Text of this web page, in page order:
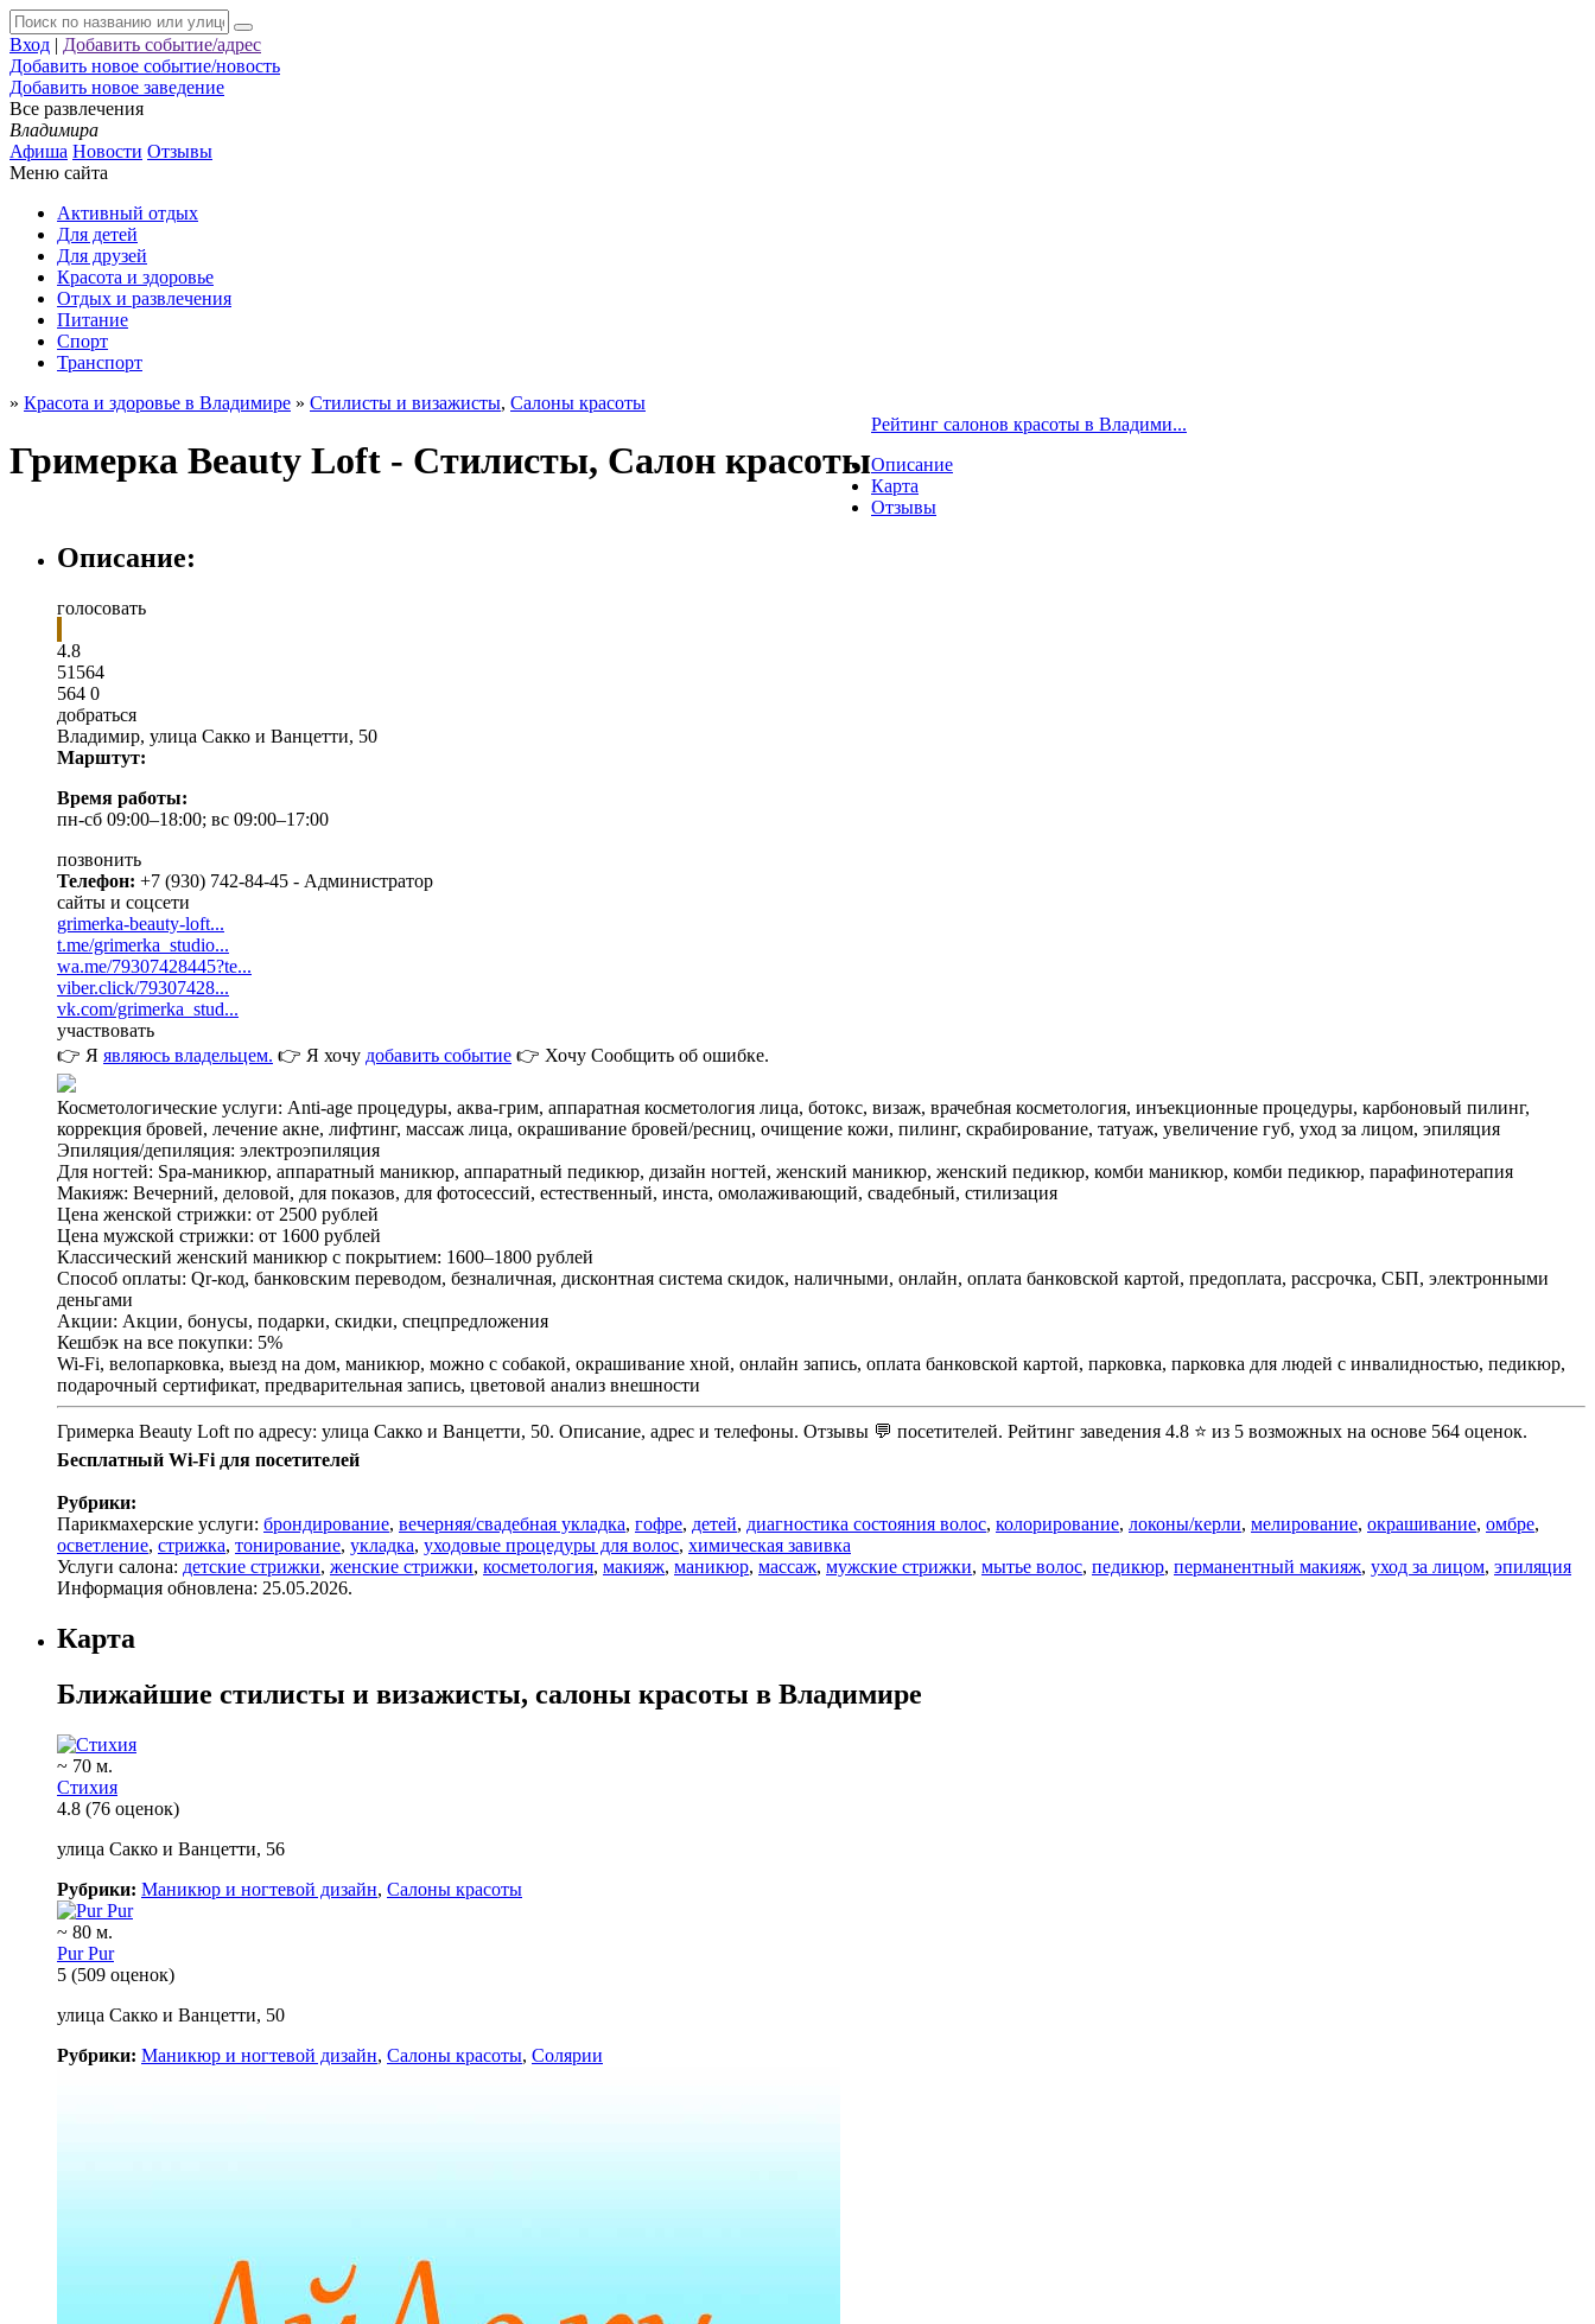
Вход | Добавить событие/адрес
Добавить новое событие/новость
Добавить новое заведение
Все развлечения
Владимира
Афиша Новости Отзывы
Меню сайта
Активный отдых
Для детей
Для друзей
Красота и здоровье
Отдых и развлечения
Питание
Спорт
Транспорт
» Красота и здоровье в Владимире » Стилисты и визажисты, Салоны красоты
Гримерка Beauty Loft - Стилисты, Салон красоты
Рейтинг салонов красоты в Владими...
Описание
Карта
Отзывы
Описание:
голосовать
4.8
51 564
564 0
добраться
Владимир, улица Сакко и Ванцетти, 50
Марштут:
Время работы:
пн-сб 09:00–18:00; вс 09:00–17:00
позвонить
Телефон: +7 (930) 742-84-45 - Администратор
сайты и соцсети
grimerka-beauty-loft...
t.me/grimerka_studio...
wa.me/79307428445?te...
viber.click/79307428...
vk.com/grimerka_stud...
участвовать
👉 Я являюсь владельцем. 👉 Я хочу добавить событие 👉 Хочу Сообщить об ошибке.
Косметологические услуги: Anti-age процедуры, аква-грим, аппаратная косметология лица, ботокс, визаж, врачебная косметология, инъекционные процедуры, карбоновый пилинг,
коррекция бровей, лечение акне, лифтинг, массаж лица, окрашивание бровей/ресниц, очищение кожи, пилинг, скрабирование, татуаж, увеличение губ, уход за лицом, эпиляция
Эпиляция/депиляция: электроэпиляция
Для ногтей: Spa-маникюр, аппаратный маникюр, аппаратный педикюр, дизайн ногтей, женский маникюр, женский педикюр, комби маникюр, комби педикюр, парафинотерапия
Макияж: Вечерний, деловой, для показов, для фотосессий, естественный, инста, омолаживающий, свадебный, стилизация
Цена женской стрижки: от 2500 рублей
Цена мужской стрижки: от 1600 рублей
Классический женский маникюр с покрытием: 1600–1800 рублей
Способ оплаты: Qr-код, банковским переводом, безналичная, дисконтная система скидок, наличными, онлайн, оплата банковской картой, предоплата, рассрочка, СБП, электронными
деньгами
Акции: Акции, бонусы, подарки, скидки, спецпредложения
Кешбэк на все покупки: 5%
Wi-Fi, велопарковка, выезд на дом, маникюр, можно с собакой, окрашивание хной, онлайн запись, оплата банковской картой, парковка, парковка для людей с инвалидностью, педикюр,
подарочный сертификат, предварительная запись, цветовой анализ внешности
Гримерка Beauty Loft по адресу: улица Сакко и Ванцетти, 50. Описание, адрес и телефоны. Отзывы 💬 посетителей. Рейтинг заведения 4.8 ⭐ из 5 возможных на основе 564 оценок.
Бесплатный Wi-Fi для посетителей
Рубрики:
Парикмахерские услуги: брондирование, вечерняя/свадебная укладка, гофре, детей, диагностика состояния волос, колорирование, локоны/керли, мелирование, окрашивание, омбре,
осветление, стрижка, тонирование, укладка, уходовые процедуры для волос, химическая завивка
Услуги салона: детские стрижки, женские стрижки, косметология, макияж, маникюр, массаж, мужские стрижки, мытье волос, педикюр, перманентный макияж, уход за лицом, эпиляция
Информация обновлена: 25.05.2026.
Карта
Ближайшие стилисты и визажисты, салоны красоты в Владимире
~ 70 м.
Стихия
4.8 (76 оценок)
улица Сакко и Ванцетти, 56
Рубрики: Маникюр и ногтевой дизайн, Салоны красоты
~ 80 м.
Pur Pur
5 (509 оценок)
улица Сакко и Ванцетти, 50
Рубрики: Маникюр и ногтевой дизайн, Салоны красоты, Солярии